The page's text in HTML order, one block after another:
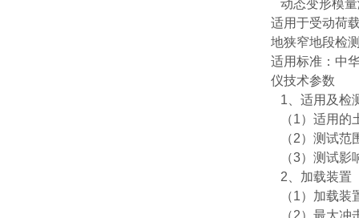
动态变形模量
适用于受动荷
地狭窄地段检
适用标准：中
仪技术参数
1、适用及检
（1）适用的
（2）测试范
（3）测试影
2、加载装置
（1）加载装
（2）最大冲